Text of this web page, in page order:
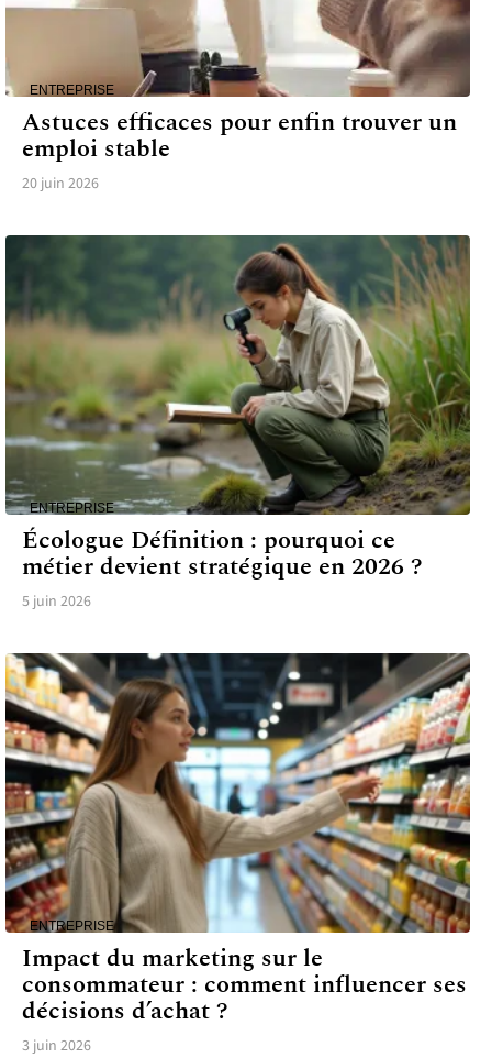
ENTREPRISE
Astuces efficaces pour enfin trouver un
emploi stable
20 juin 2026
ENTREPRISE
Écologue Définition : pourquoi ce
métier devient stratégique en 2026 ?
5 juin 2026
ENTREPRISE
Impact du marketing sur le
consommateur : comment influencer ses
décisions d’achat ?
3 juin 2026